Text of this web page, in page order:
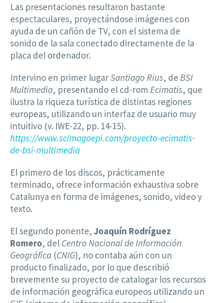
Las presentaciones resultaron bastante
espectaculares, proyectándose imágenes con
ayuda de un cañón de TV, con el sistema de
sonido de la sala conectado directamente de la
placa del ordenador.
Intervino en primer lugarSantiago Rius, de BSI
Multimedia, presentando el cd-rom Ecimatis, que
ilustra la riqueza turística de distintas regiones
europeas, utilizando un interfaz de usuario muy
intuitivo (v. IWE-22, pp. 14-15).
https://www.scimagoepi.com/proyecto-ecimatis-
de-bsi-multimedia
El primero de los discos, prácticamente
terminado, ofrece información exhaustiva sobre
Catalunya en forma de imágenes, sonido, video y
texto.
El segundo ponente, Joaquín Rodríguez
Romero, del Centro Nacional de Información
Geográfica (CNIG), no contaba aún con un
producto finalizado, por lo que describió
brevemente su proyecto de catalogar los recursos
de información geográfica europeos utilizando un